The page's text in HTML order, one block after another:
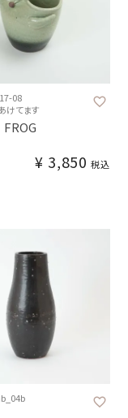
08
けてます
FROG
¥ 3,850 税込